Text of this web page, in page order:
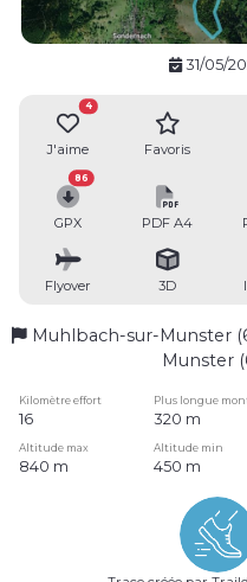
31/05/
J'aime
4
Favoris
GPX
86
PDF A4
Flyover 3D
Muhlbach-sur-Munster
Munster
Kilomètre effort Plus longue
16 320 m
Altitude max Altitude min
840 m 450 m